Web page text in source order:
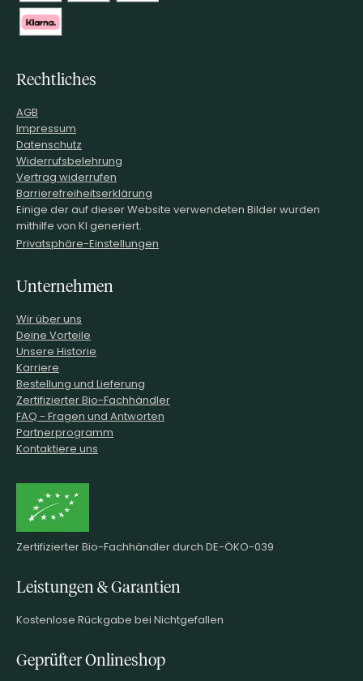
Rechtliches
AGB
Impressum
Datenschutz
Widerrufsbelehrung
Vertrag widerrufen
Barrierefreiheitserklärung
Einige der auf dieser Website verwendeten Bilder wurden
mithilfe von KI generiert.
Privatsphäre-Einstellungen
Unternehmen
Wir über uns
Deine Vorteile
Unsere Historie
Karriere
Bestellung und Lieferung
Zertifizierter Bio-Fachhändler
FAQ - Fragen und Antworten
Partnerprogramm
Kontaktiere uns
Zertifizierter Bio-Fachhändler durch DE-ÖKO-039
Leistungen & Garantien
Kostenlose Rückgabe bei Nichtgefallen
Geprüfter Onlineshop